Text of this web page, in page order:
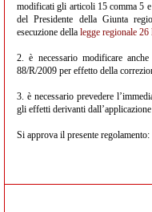
modificati gli articoli 15 comma 5
del Presidente della Giunta
esecuzione della legge regionale
2. è necessario modificare
88/R/2009 per effetto della
3. è necessario prevedere
gli effetti derivanti
Si approva il presente regolamento: